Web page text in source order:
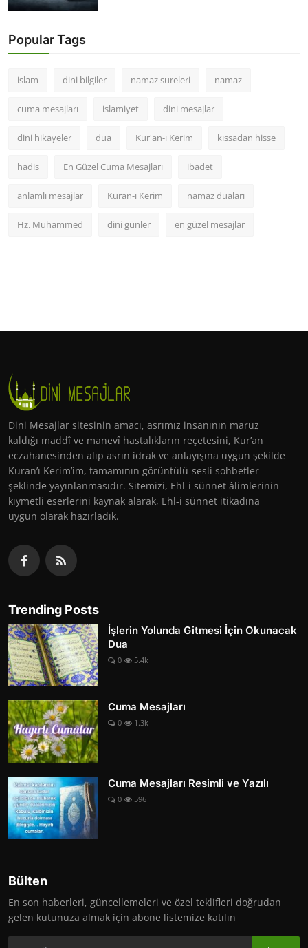
Popular Tags
islam dini bilgiler namaz sureleri namaz
cuma mesajları islamiyet dini mesajlar
dini hikayeler dua Kur'an-ı Kerim kıssadan hisse
hadis En Güzel Cuma Mesajları ibadet
anlamlı mesajlar Kuran-ı Kerim namaz duaları
Hz. Muhammed dini günler en güzel mesajlar
Dini Mesajlar sitesinin amacı, asrımız insanının maruz
kaldığı maddî ve manevî hastalıkların reçetesini, Kur’an
eczahanesinden alıp asrın idrak ve anlayışına uygun şekilde
Kuran’ı Kerim’im, tamamının görüntülü-sesli sohbetler
şeklinde yayınlanmasıdır. Sitemizi, Ehl-i sünnet âlimlerinin
kıymetli eserlerini kaynak alarak, Ehl-i sünnet itikadına
uygun olarak hazırladık.
Trending Posts
İşlerin Yolunda Gitmesi İçin Okunacak
Dua
0 5.4k
Cuma Mesajları
0 1.3k
Cuma Mesajları Resimli ve Yazılı
0 596
Bülten
En son haberleri, güncellemeleri ve özel teklifleri doğrudan
gelen kutunuza almak için abone listemize katılın